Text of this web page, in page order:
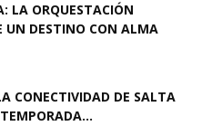
LA ORQUESTACIÓN
UN DESTINO CON ALMA
CONECTIVIDAD DE SALTA